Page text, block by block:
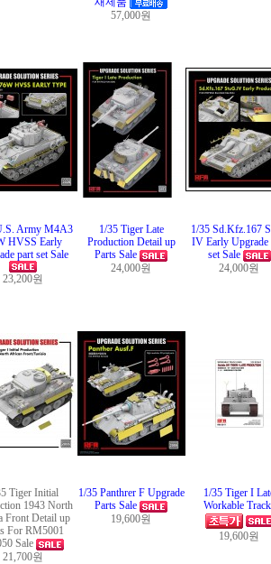
57,000원
Army M4A3
HVSS Early
part set Sale
23,200원
1/35 Tiger Late
Production Detail up
Parts Sale
24,000원
1/35 Sd.Kfz.167
IV Early Upgrade
set Sale
24,000원
Tiger Initial
1943 North
Front Detail up
For RM5001
Sale
21,700원
1/35 Panthrer F Upgrade
Parts Sale
19,600원
1/35 Tiger I
Workable
19,600원